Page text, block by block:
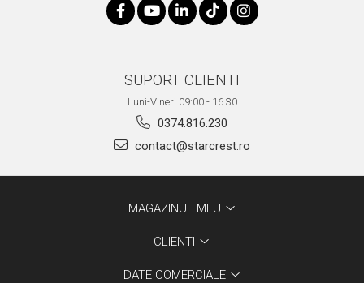
SUPORT CLIENTI
Luni-Vineri 09:00 - 16.30
0374.816.230
contact@starcrest.ro
MAGAZINUL MEU
CLIENTI
DATE COMERCIALE